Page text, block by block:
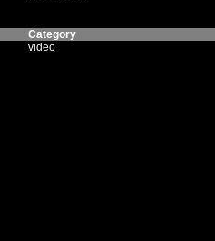
Category
video